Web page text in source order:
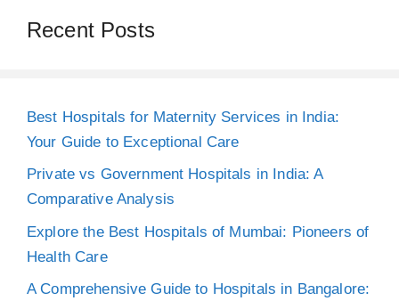
Recent Posts
Best Hospitals for Maternity Services in India:
Your Guide to Exceptional Care
Private vs Government Hospitals in India: A
Comparative Analysis
Explore the Best Hospitals of Mumbai: Pioneers of
Health Care
A Comprehensive Guide to Hospitals in Bangalore: